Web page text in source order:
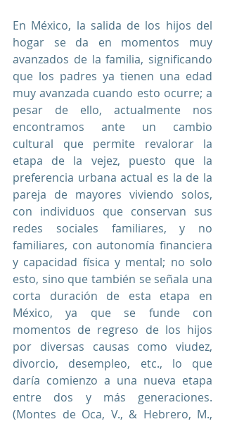
En México, la salida de los hijos del
hogar se da en momentos muy
avanzados de la familia, significando
que los padres ya tienen una edad
muy avanzada cuando esto ocurre; a
pesar de ello, actualmente nos
encontramos ante un cambio
cultural que permite revalorar la
etapa de la vejez, puesto que la
preferencia urbana actual es la de la
pareja de mayores viviendo solos,
con individuos que conservan sus
redes sociales familiares, y no
familiares, con autonomía financiera
y capacidad física y mental; no solo
esto, sino que también se señala una
corta duración de esta etapa en
México, ya que se funde con
momentos de regreso de los hijos
por diversas causas como viudez,
divorcio, desempleo, etc., lo que
daría comienzo a una nueva etapa
entre dos y más generaciones.
(Montes de Oca, V., & Hebrero, M.,